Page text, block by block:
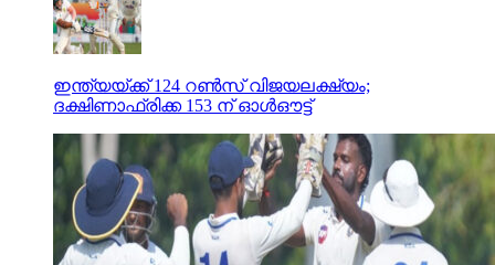
ഇന്ത്യയ്ക്ക് 124 റണ്‍സ് വിജയലക്ഷ്യം;
ദക്ഷിണാഫ്രിക്ക 153 ന് ഓള്‍ഔട്ട്